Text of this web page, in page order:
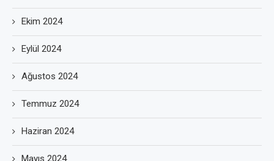
Ekim 2024
Eylül 2024
Ağustos 2024
Temmuz 2024
Haziran 2024
Mayıs 2024